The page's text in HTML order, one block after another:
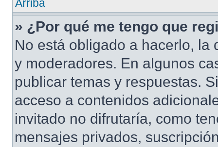
Arriba
» ¿Por qué me tengo que
No está obligado a hacerlo, la
y moderadores. En algunos
publicar temas y respuestas.
acceso a contenidos
invitado no difrutaría, como
mensajes privados,